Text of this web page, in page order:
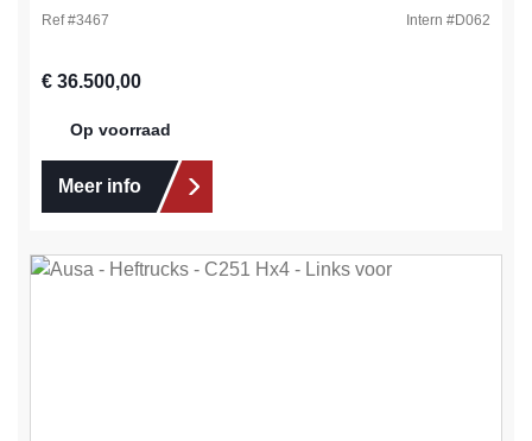
Ref #3467 Intern #D062
Normale prijs:
€ 36.500,00
Op voorraad
Meer info